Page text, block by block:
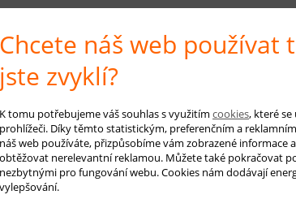
produkt
E-mail *
Váš dotaz
Chcete náš web používat
jste zvyklí?
K tomu potřebujeme váš souhlas s využitím cookies, které se
prohlížeči. Díky těmto statistickým, preferenčním a
náš web používáte, přizpůsobíme vám zobrazené informace
obtěžovat nerelevantní reklamou. Můžete také pokračovat
nezbytnými pro fungování webu. Cookies nám dodávají
vylepšování.